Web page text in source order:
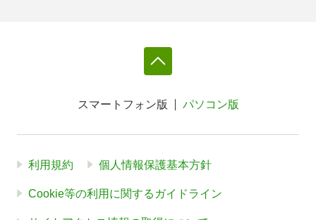
スマートフォン版 パソコン版
利用規約 個人情報保護基本方針
Cookie等の利用に関するガイドライン